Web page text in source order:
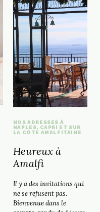
NOS ADRESSES À
NAPLES, CAPRI ET SUR
LA CÔTE AMALFITAINE
Heureux à
Amalfi
Il y a des invitations qui
ne se refusent pas.
Bienvenue dans le